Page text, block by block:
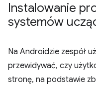
Instalowanie
systemów
Na Androidzie zespół
przewidywać, czy
stronę, na podstawie